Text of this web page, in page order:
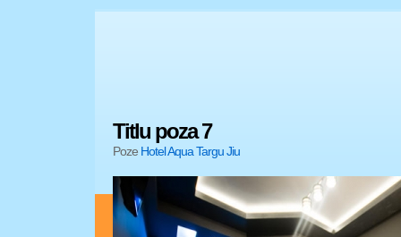
Titlu poza 7
Poze Hotel Aqua Targu Jiu